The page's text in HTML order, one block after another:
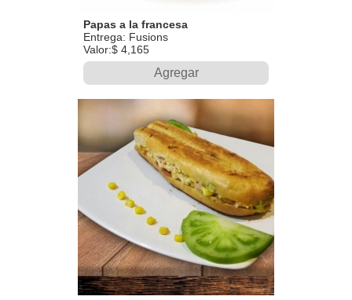
Papas a la francesa
Entrega: Fusions
Valor:$ 4,165
Agregar